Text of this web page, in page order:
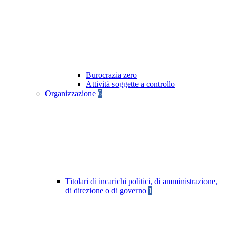
Burocrazia zero
Attività soggette a controllo
Organizzazione 6
Titolari di incarichi politici, di amministrazione,
di direzione o di governo 1